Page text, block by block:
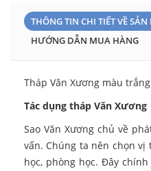
THÔNG TIN CHI TIẾT VỀ
HƯỚNG DẪN MUA HÀNG
Tháp Văn Xương màu
Tác dụng tháp Văn Xương
Sao Văn Xương chủ về
vấn. Chúng ta nên chọn
học, phòng học. Đây